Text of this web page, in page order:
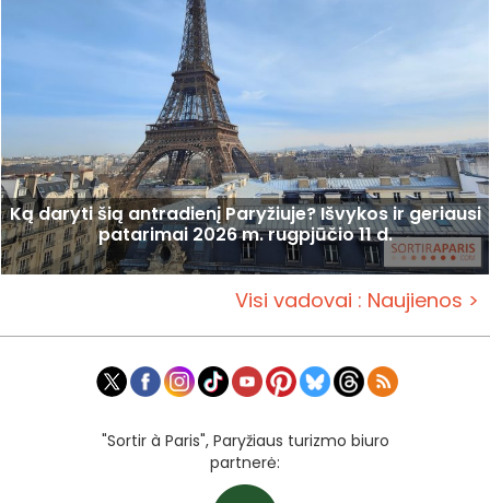
Ką daryti šią antradienį Paryžiuje? Išvykos ir geriausi
patarimai 2026 m. rugpjūčio 11 d.
Visi vadovai : Naujienos >
"Sortir à Paris", Paryžiaus turizmo biuro
partnerė: